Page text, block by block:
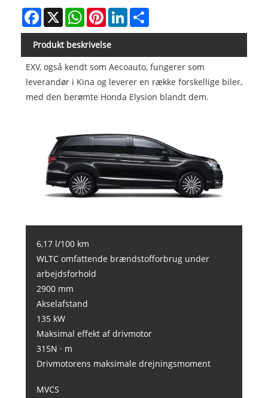
Facebook
X WhatsAppPinterestLinkedIn
Produkt beskrivelse
EXV, også kendt som Aecoauto, fungerer som
leverandør i Kina og leverer en række forskellige biler,
med den berømte Honda Elysion blandt dem.
6,17 l/100 km
WLTC omfattende brændstofforbrug under
arbejdsforhold
2900 mm
Akselafstand
135 kW
Maksimal effekt af drivmotor
315N · m
Drivmotorens maksimale drejningsmoment
MVCS